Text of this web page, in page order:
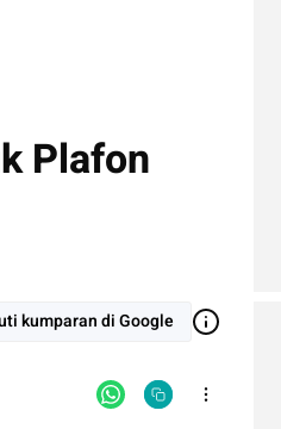
Plafon
kumparan di Google